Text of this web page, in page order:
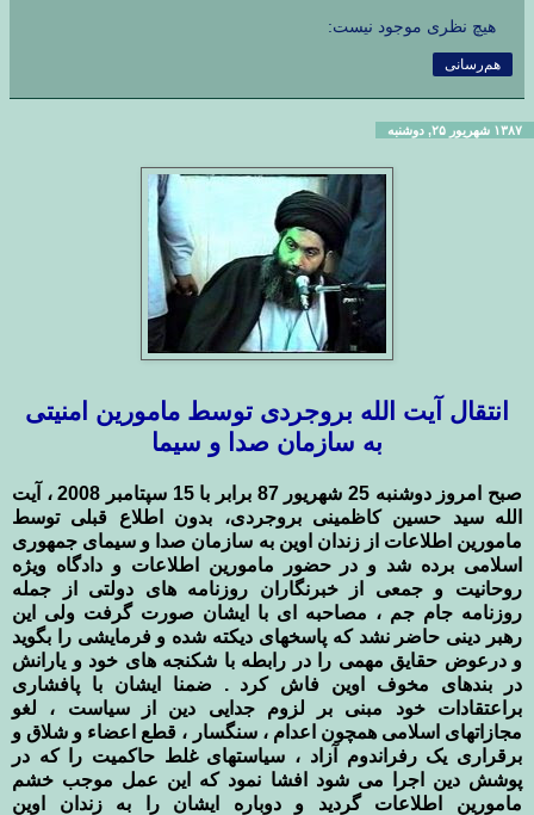
هیچ نظری موجود نیست:
هم‌رسانی
۱۳۸۷ شهریور ۲۵, دوشنبه
انتقال آیت الله بروجردی توسط مامورین امنیتی
به سازمان صدا و سیما
صبح امروز دوشنبه 25 شهریور 87 برابر با 15 سپتامبر 2008 ، آیت
الله سید حسین کاظمینی بروجردی، بدون اطلاع قبلی توسط
مامورین اطلاعات از زندان اوین به سازمان صدا و سیمای جمهوری
اسلامی برده شد و در حضور مامورین اطلاعات و دادگاه ویژه
روحانیت و جمعی از خبرنگاران روزنامه های دولتی از جمله
روزنامه جام جم ، مصاحبه ای با ایشان صورت گرفت ولی این
رهبر دینی حاضر نشد که پاسخهای دیکته شده و فرمایشی را بگوید
و درعوض حقایق مهمی را در رابطه با شکنجه های خود و یارانش
در بندهای مخوف اوین فاش کرد . ضمنا ایشان با پافشاری
براعتقادات خود مبنی بر لزوم جدایی دین از سیاست ، لغو
مجازاتهای اسلامی همچون اعدام ، سنگسار ، قطع اعضاء و شلاق و
برقراری یک رفراندوم آزاد ، سیاستهای غلط حاکمیت را که در
پوشش دین اجرا می شود افشا نمود که این عمل موجب خشم
مامورین اطلاعات گردید و دوباره ایشان را به زندان اوین